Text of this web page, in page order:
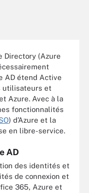
Directory (Azure
AD étend Active
utilisateurs et
Azure. Avec à la
fonctionnalités
) d’Azure et la
en libre-service.
AD
des identités et
de connexion et
365, Azure et